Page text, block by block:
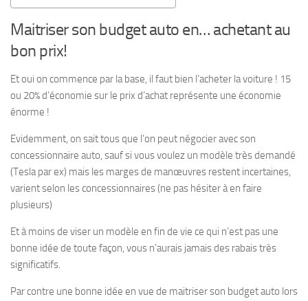
Maitriser son budget auto en… achetant au
bon prix!
Et oui on commence par la base, il faut bien l’acheter la voiture ! 15
ou 20% d’économie sur le prix d’achat représente une économie
énorme !
Evidemment, on sait tous que l’on peut négocier avec son
concessionnaire auto, sauf si vous voulez un modèle très demandé
(Tesla par ex) mais les marges de manœuvres restent incertaines,
varient selon les concessionnaires (ne pas hésiter à en faire
plusieurs)
Et à moins de viser un modèle en fin de vie ce qui n’est pas une
bonne idée de toute façon, vous n’aurais jamais des rabais très
significatifs.
Par contre une bonne idée en vue de maitriser son budget auto lors